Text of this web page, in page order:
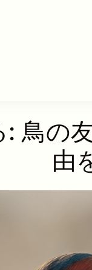
鳥の
由